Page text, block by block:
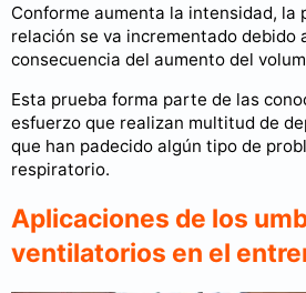
Conforme aumenta la intensidad, la
relación se va incrementado debido
consecuencia del aumento del
Esta prueba forma parte de las
esfuerzo que realizan multitud de
que han padecido algún tipo de
respiratorio.
Aplicaciones de los
ventilatorios en el